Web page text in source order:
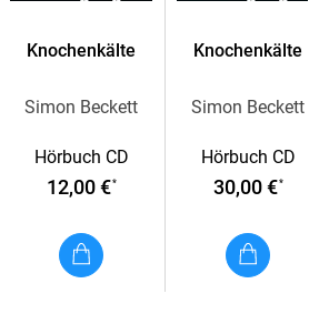
Knochenkälte
Simon Beckett
Hörbuch CD
12,00 €*
Knochenkälte
Simon Beckett
Hörbuch CD
30,00 €*